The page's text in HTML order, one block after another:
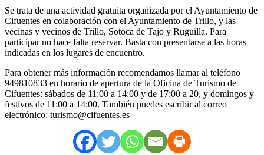
Se trata de una actividad gratuita organizada por el Ayuntamiento de
Cifuentes en colaboración con el Ayuntamiento de Trillo, y las
vecinas y vecinos de Trillo, Sotoca de Tajo y Ruguilla. Para
participar no hace falta reservar. Basta con presentarse a las horas
indicadas en los lugares de encuentro.
Para obtener más información recomendamos llamar al teléfono
949810833 en horario de apertura de la Oficina de Turismo de
Cifuentes: sábados de 11:00 a 14:00 y de 17:00 a 20, y domingos y
festivos de 11:00 a 14:00. También puedes escribir al correo
electrónico: turismo@cifuentes.es